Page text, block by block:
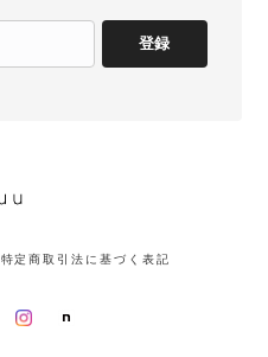
登録
特定商取引法に基づく表記